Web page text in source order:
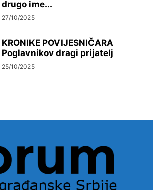
drugo ime...
27/10/2025
KRONIKE POVIJESNIČARA
Poglavnikov dragi prijatelj
25/10/2025